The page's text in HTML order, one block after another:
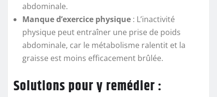
abdominale.
Manque d’exercice physique : L’inactivité
physique peut entraîner une prise de poids
abdominale, car le métabolisme ralentit et la
graisse est moins efficacement brûlée.
Solutions pour y remédier :